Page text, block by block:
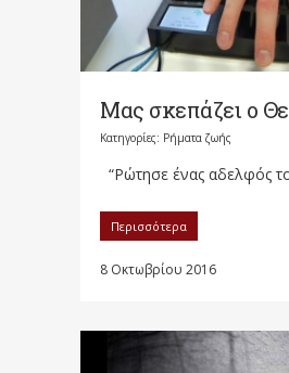
Μας σκεπάζει ο
Κατηγορίες: Ρήματα ζωής
“Ρώτησε ένας αδελφός
Περισσότερα
8 Οκτωβρίου 2016